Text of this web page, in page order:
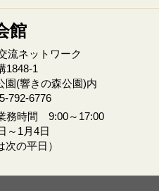
館
流ネットワーク
園(響きの森公園)内
792-6776
務時間 9:00～17:00
～1月4日
平日）